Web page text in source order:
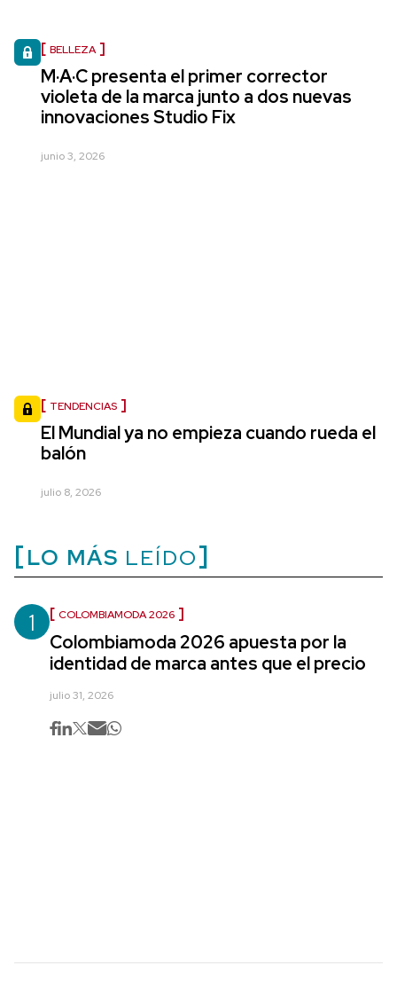
BELLEZA
M·A·C presenta el primer corrector
violeta de la marca junto a dos nuevas
innovaciones Studio Fix
junio 3, 2026
TENDENCIAS
El Mundial ya no empieza cuando rueda el
balón
julio 8, 2026
LO MÁS LEÍDO
1 COLOMBIAMODA 2026
Colombiamoda 2026 apuesta por la
identidad de marca antes que el precio
julio 31, 2026